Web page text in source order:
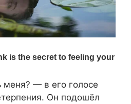
— в его голосе
Он подошёл